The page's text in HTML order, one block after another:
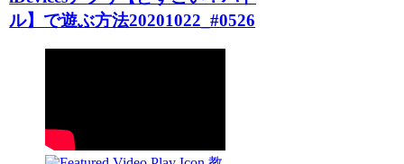
ル】で遊ぶ方法20201022_#0526